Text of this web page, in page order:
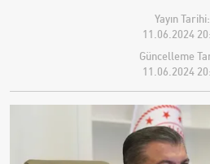
Yayın Tarihi:
11.06.2024
Güncelleme
11.06.2024